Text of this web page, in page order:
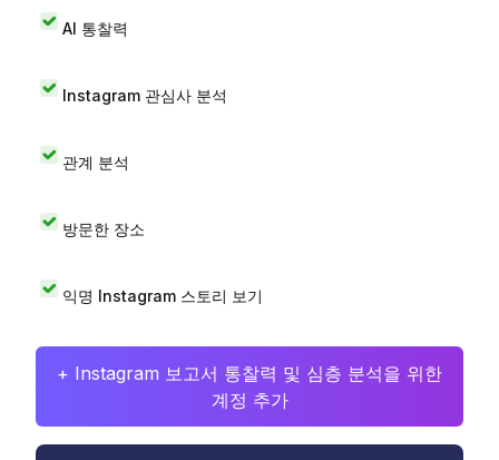
AI 통찰력
Instagram 관심사 분석
관계 분석
방문한 장소
익명 Instagram 스토리 보기
+ Instagram 보고서 통찰력 및 심층 분석을 위한
계정 추가